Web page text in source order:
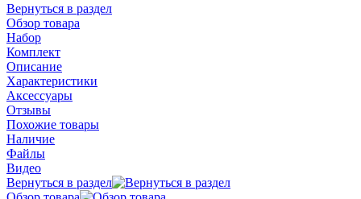
Вернуться в раздел
Обзор товара
Набор
Комплект
Описание
Характеристики
Аксессуары
Отзывы
Похожие товары
Наличие
Файлы
Видео
Вернуться в раздел